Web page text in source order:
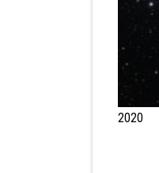
Volume
90%
2020